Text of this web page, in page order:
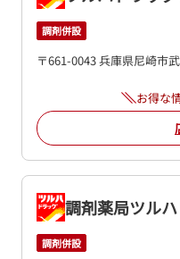
調剤併設
〒661-0043 兵庫県尼崎市
お得な
調剤薬局ツル
調剤併設